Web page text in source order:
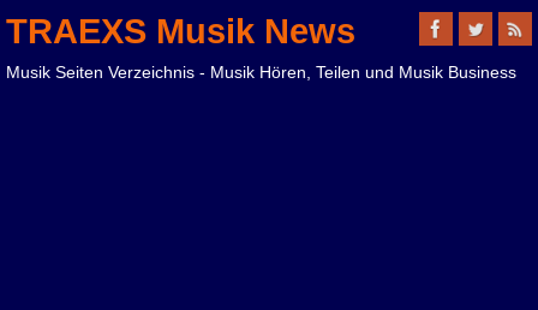
TRAEXS Musik News
Musik Seiten Verzeichnis - Musik Hören, Teilen und Musik Business